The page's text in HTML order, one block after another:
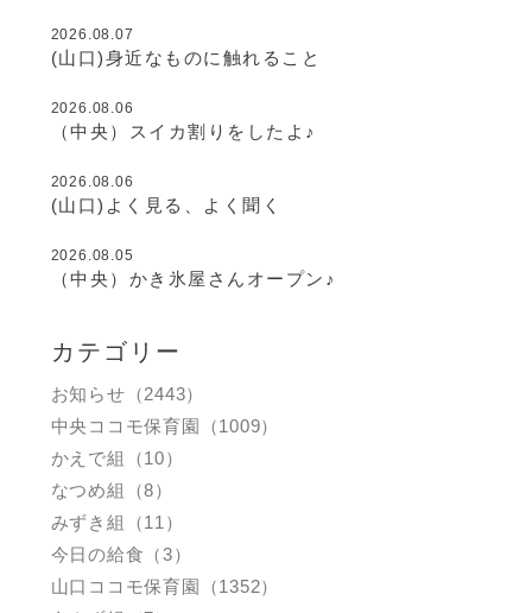
2026.08.07
(山口)身近なものに触れること
2026.08.06
（中央）スイカ割りをしたよ♪
2026.08.06
(山口)よく見る、よく聞く
2026.08.05
（中央）かき氷屋さんオープン♪
カテゴリー
お知らせ（2443）
中央ココモ保育園（1009）
かえで組（10）
なつめ組（8）
みずき組（11）
今日の給食（3）
山口ココモ保育園（1352）